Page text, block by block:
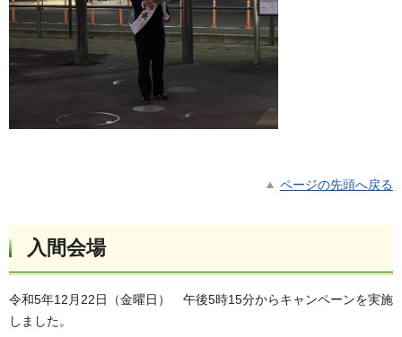
ページの先頭へ戻る
入間会場
令和5年12月22日（金曜日）
午後5時15分からキャンペーンを実施
しました。